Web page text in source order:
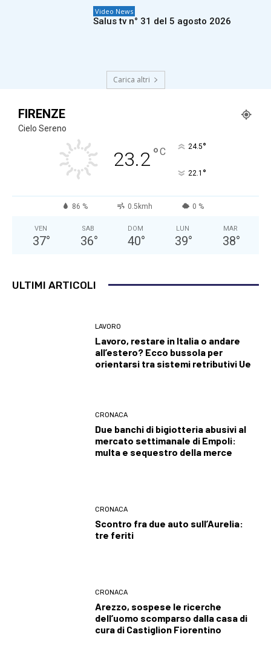
Video News
Salus tv n° 31 del 5 agosto 2026
Carica altri
FIRENZE
Cielo Sereno
23.2°C 24.5°
22.1 °
86 % 0.5kmh 0 %
VEN
37°
SAB
36°
DOM
40°
LUN
39°
MAR
38°
ULTIMI ARTICOLI
LAVORO
Lavoro, restare in Italia o andare
all’estero? Ecco bussola per
orientarsi tra sistemi retributivi Ue
CRONACA
Due banchi di bigiotteria abusivi al
mercato settimanale di Empoli:
multa e sequestro della merce
CRONACA
Scontro fra due auto sull’Aurelia:
tre feriti
CRONACA
Arezzo, sospese le ricerche
dell’uomo scomparso dalla casa di
cura di Castiglion Fiorentino